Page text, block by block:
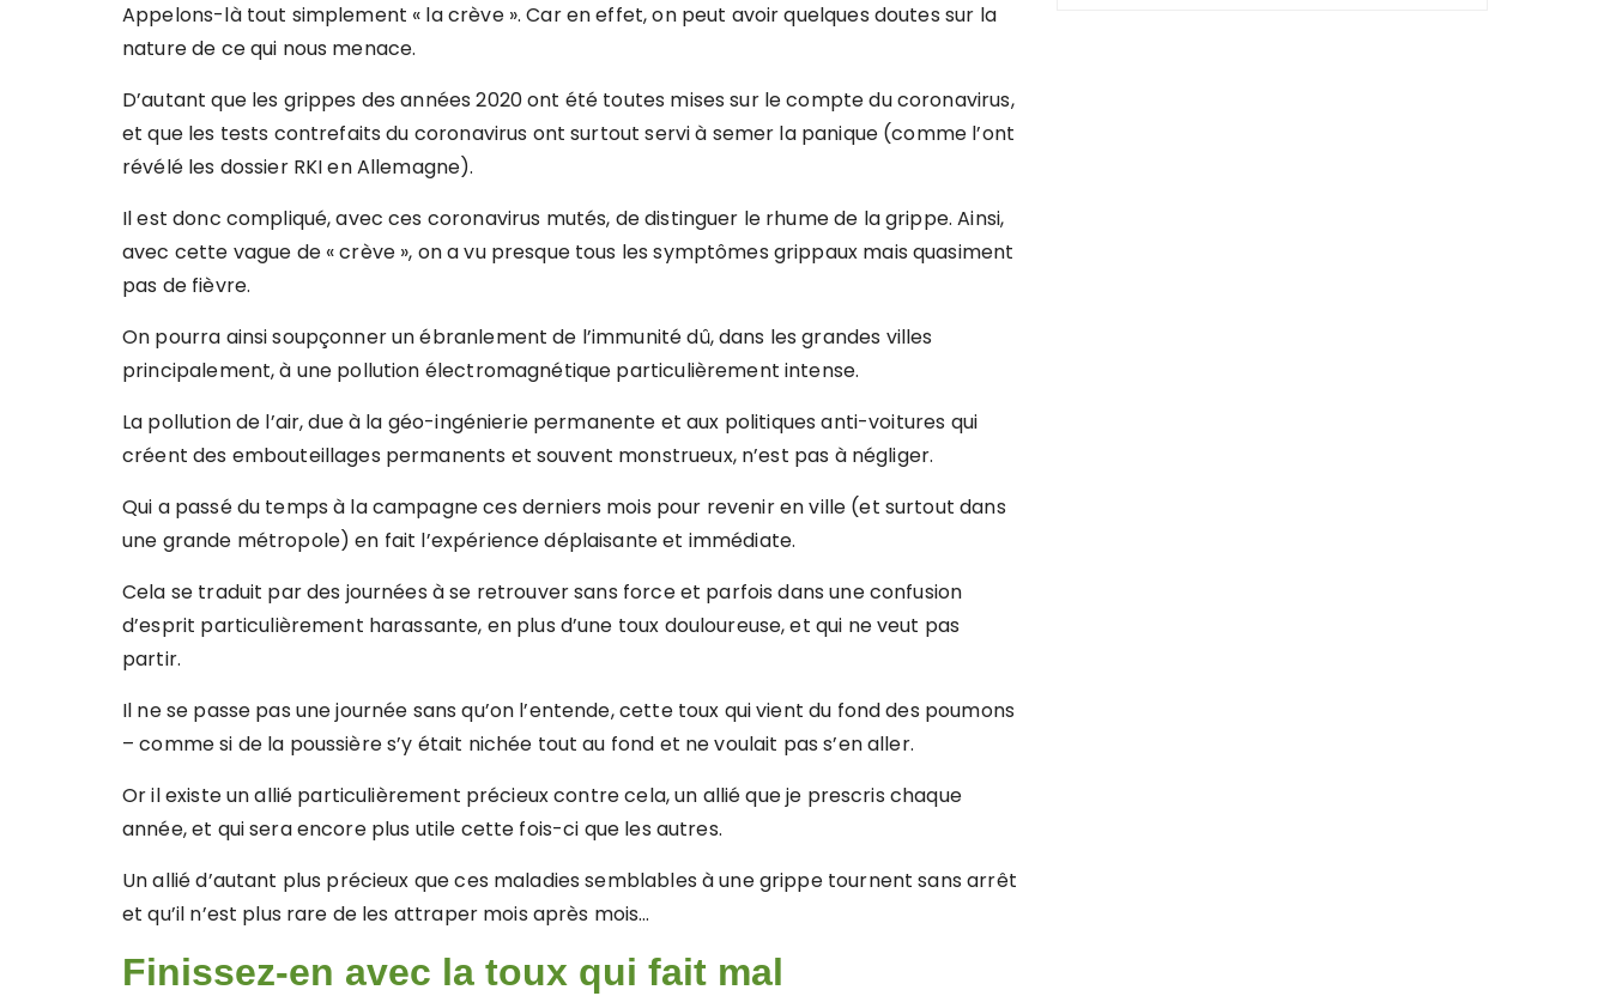
Appelons-là tout simplement « la crève ». Car en effet, on peut avoir quelques doutes sur la
nature de ce qui nous menace.
D’autant que les grippes des années 2020 ont été toutes mises sur le compte du coronavirus,
et que les tests contrefaits du coronavirus ont surtout servi à semer la panique (comme l’ont
révélé les dossier RKI en Allemagne).
Il est donc compliqué, avec ces coronavirus mutés, de distinguer le rhume de la grippe. Ainsi,
avec cette vague de « crève », on a vu presque tous les symptômes grippaux mais quasiment
pas de fièvre.
On pourra ainsi soupçonner un ébranlement de l’immunité dû, dans les grandes villes
principalement, à une pollution électromagnétique particulièrement intense.
La pollution de l’air, due à la géo-ingénierie permanente et aux politiques anti-voitures qui
créent des embouteillages permanents et souvent monstrueux, n’est pas à négliger.
Qui a passé du temps à la campagne ces derniers mois pour revenir en ville (et surtout dans
une grande métropole) en fait l’expérience déplaisante et immédiate.
Cela se traduit par des journées à se retrouver sans force et parfois dans une confusion
d’esprit particulièrement harassante, en plus d’une toux douloureuse, et qui ne veut pas
partir.
Il ne se passe pas une journée sans qu’on l’entende, cette toux qui vient du fond des poumons
– comme si de la poussière s’y était nichée tout au fond et ne voulait pas s’en aller.
Or il existe un allié particulièrement précieux contre cela, un allié que je prescris chaque
année, et qui sera encore plus utile cette fois-ci que les autres.
Un allié d’autant plus précieux que ces maladies semblables à une grippe tournent sans arrêt
et qu’il n’est plus rare de les attraper mois après mois…
Finissez-en avec la toux qui fait mal